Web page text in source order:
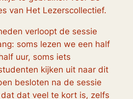
van Het Lezerscollectief.
verloopt de sessie
soms lezen we een half
uur, soms iets
kijken uit naar dit
besloten na de sessie
dat veel te kort is, zelfs